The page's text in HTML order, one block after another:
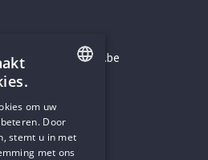
DUTCH
om uw
Door
stemt u in met
met ons